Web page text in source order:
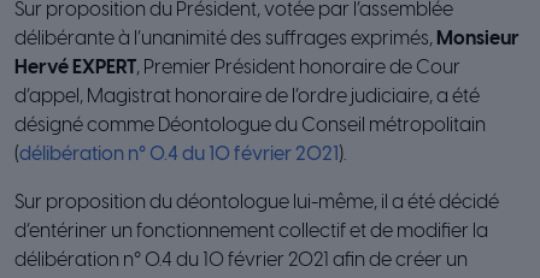
Sur proposition du Président, votée par l’assemblée
délibérante à l’unanimité des suffrages exprimés, Monsieur
Hervé EXPERT, Premier Président honoraire de Cour
d’appel, Magistrat honoraire de l’ordre judiciaire, a été
désigné comme Déontologue du Conseil métropolitain
(délibération n° 0.4 du 10 février 2021 ).
Sur proposition du déontologue lui-même, il a été décidé
d’entériner un fonctionnement collectif et de modifier la
délibération n° 0.4 du 10 février 2021 afin de créer un